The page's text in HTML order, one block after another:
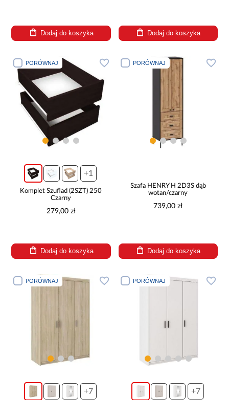
Dodaj do koszyka Dodaj do koszyka
PORÓWNAJ
+1
Komplet Szuflad (2SZT) 250
Czarny
279,00 zł
Dodaj do koszyka
PORÓWNAJ
Szafa HENRY H 2D3S dąb
wotan/czarny
739,00 zł
Dodaj do koszyka
PORÓWNAJ
+7
PORÓWNAJ
+7